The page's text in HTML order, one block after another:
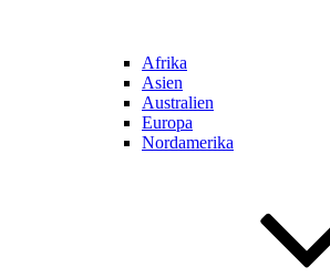
Afrika
Asien
Australien
Europa
Nordamerika